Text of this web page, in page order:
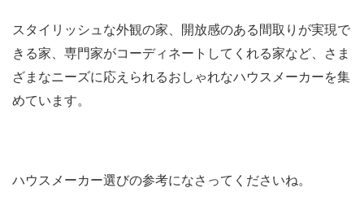
スタイリッシュな外観の家、開放感のある間取りが実現で
きる家、専門家がコーディネートしてくれる家など、さま
ざまなニーズに応えられるおしゃれなハウスメーカーを集
めています。
ハウスメーカー選びの参考になさってくださいね。